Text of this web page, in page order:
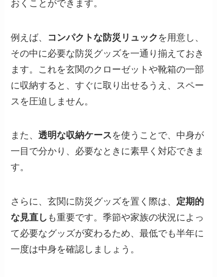
おくことができます。
例えば、 コンパクトな防災リュックを用意し、
その中に必要な防災グッズを一通り揃えておき
ます。これを玄関のクローゼットや靴箱の一部
に収納すると、すぐに取り出せるうえ、スペー
スを圧迫しません。
また、透明な収納ケースを使うことで、中身が
一目で分かり、必要なときに素早く対応できま
す。
さらに、玄関に防災グッズを置く際は、 定期的
な見直し も重要です。季節や家族の状況によっ
て必要なグッズが変わるため、最低でも半年に
一度は中身を確認しましょう。